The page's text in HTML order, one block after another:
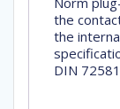
the
the
DIN